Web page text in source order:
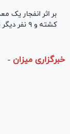
کشته و ۹ نفر دیگر مجروح شدند.
خبرگزاری میزان -